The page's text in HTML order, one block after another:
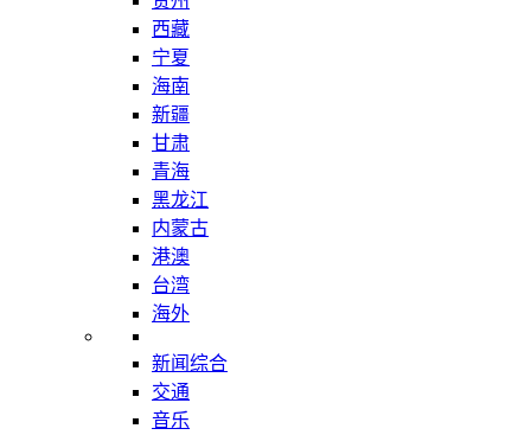
西藏
宁夏
海南
新疆
甘肃
青海
黑龙江
内蒙古
港澳
台湾
海外
新闻综合
交通
音乐